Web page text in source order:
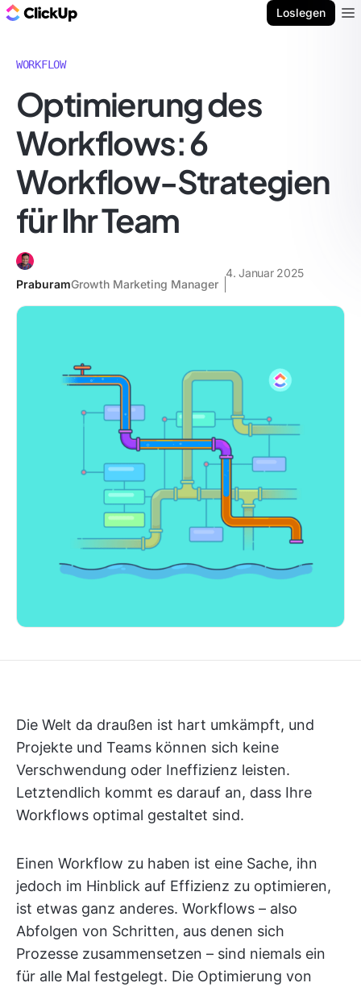
Loslegen
WORKFLOW
Optimierung des
Workflows: 6
Workflow-Strategien
für Ihr Team
PraburamGrowth Marketing Manager
4. Januar 2025
Die Welt da draußen ist hart umkämpft, und
Projekte und Teams können sich keine
Verschwendung oder Ineffizienz leisten.
Letztendlich kommt es darauf an, dass Ihre
Workflows optimal gestaltet sind.
Einen Workflow zu haben ist eine Sache, ihn
jedoch im Hinblick auf Effizienz zu optimieren,
ist etwas ganz anderes. Workflows – also
Abfolgen von Schritten, aus denen sich
Prozesse zusammensetzen – sind niemals ein
für alle Mal festgelegt. Die Optimierung von